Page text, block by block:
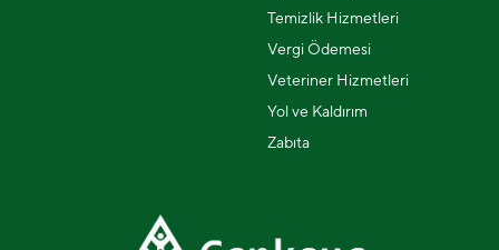
Temizlik Hizmetleri
Vergi Ödemesi
Veteriner Hizmetleri
Yol ve Kaldırım
Zabıta